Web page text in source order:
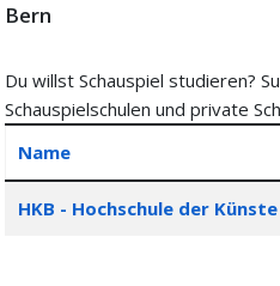
Bern
Du willst Schauspiel studieren?
Schauspielschulen und private
Name
HKB - Hochschule der